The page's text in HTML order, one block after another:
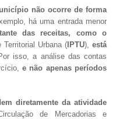
não ocorre de forma
há uma entrada menor
das receitas, como o
Territorial Urbana (IPTU),está
isso, a análise das contas
e não apenas períodos
diretamente da atividade
de Mercadorias e